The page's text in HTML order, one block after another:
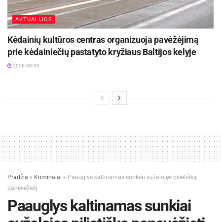
AKTUALIJOS
Kėdainių kultūros centras organizuoja pavėžėjimą
prie kėdainiečių pastatyto kryžiaus Baltijos kelyje
2026-08-05
Pradžia » Kriminalai » Paauglys kaltinamas sunkiai sužalojęs pilietišką
panevėžietį
Paauglys kaltinamas sunkiai